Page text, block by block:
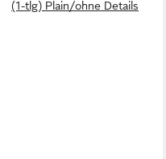
(1-tlg) Plain/ohne Details